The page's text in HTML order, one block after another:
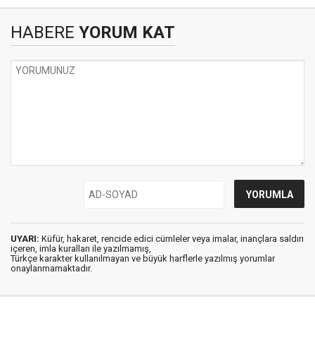
HABERE YORUM KAT
UYARI: Küfür, hakaret, rencide edici cümleler veya imalar, inançlara saldırı
içeren, imla kuralları ile yazılmamış,
Türkçe karakter kullanılmayan ve büyük harflerle yazılmış yorumlar
onaylanmamaktadır.